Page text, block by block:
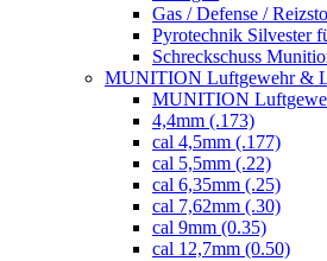
Gas / Defense /
Pyrotechnik Silvester
Schreckschuss
MUNITION Luftgewehr &
MUNITION
4,4mm (.173)
cal 4,5mm (.177)
cal 5,5mm (.22)
cal 6,35mm (.25)
cal 7,62mm (.30)
cal 9mm (0.35)
cal 12,7mm (0.50)